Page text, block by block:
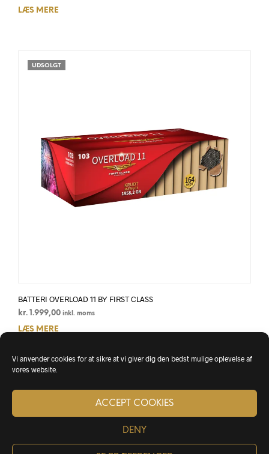
Vi anvender cookies for at sikre at vi giver dig den bedst mulige oplevelse af
vores website.
ACCEPT COOKIES
DENY
LÆS MERE
UDSOLGT
BATTERI OVERLOAD 11 BY FIRST CLASS
kr. 1.999,00 inkl. moms
LÆS MERE